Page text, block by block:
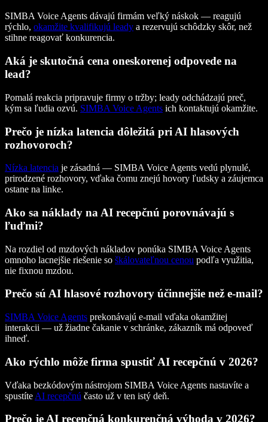
SIMBA Voice Agents dávajú firmám veľký náskok — reagujú
rýchlo, okamžite kvalifikujú leady a rezervujú schôdzky skôr, než
stihne reagovať konkurencia.
Aká je skutočná cena oneskorenej odpovede na
lead?
Pomalá reakcia pripravuje firmy o tržby; leady odchádzajú preč,
kým sa ľudia ozvú. SIMBA Voice Agents ich kontaktujú okamžite.
Prečo je nízka latencia dôležitá pri AI hlasových
rozhovoroch?
Nízka latencia je zásadná — SIMBA Voice Agents vedú plynulé,
prirodzené rozhovory, vďaka čomu znejú hovory ľudsky a záujemca
ostane na linke.
Ako sa náklady na AI recepčnú porovnávajú s
ľuďmi?
Na rozdiel od mzdových nákladov ponúka SIMBA Voice Agents
omnoho lacnejšie riešenie so škálovateľnou cenou podľa využitia,
nie fixnou mzdou.
Prečo sú AI hlasové rozhovory účinnejšie než e-mail?
SIMBA Voice Agents prekonávajú e-mail vďaka okamžitej
interakcii — už žiadne čakanie v schránke, zákazník má odpoveď
ihneď.
Ako rýchlo môže firma spustiť AI recepčnú v 2026?
Vďaka bezkódovým nástrojom SIMBA Voice Agents nastavíte a
spustíte AI recepčnú často už v ten istý deň.
Prečo je AI recepčná konkurenčná výhoda v 2026?